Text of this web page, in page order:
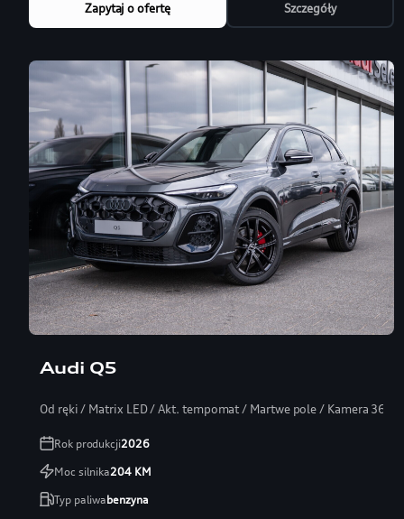
Zapytaj o ofertę Szczegóły
Audi Q5
Od ręki / Matrix LED / Akt. tempomat / Martwe pole / Kamera 360
Rok produkcji2026
Moc silnika204KM
Typ paliwabenzyna